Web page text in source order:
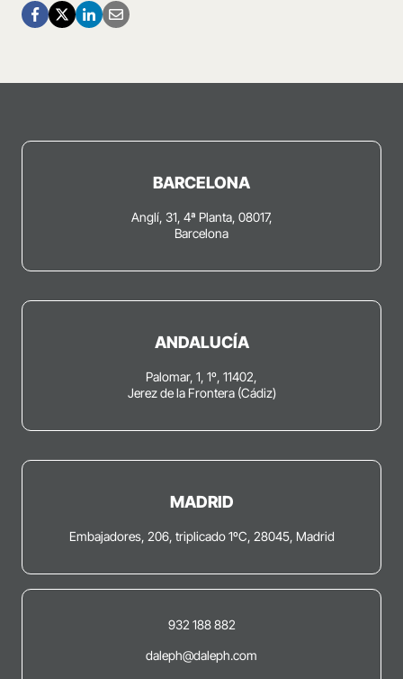
BARCELONA
Anglí, 31, 4ª Planta, 08017,
Barcelona
ANDALUCÍA
Palomar, 1, 1º, 11402,
Jerez de la Frontera (Cádiz)
MADRID
Embajadores, 206, triplicado 1ºC, 28045, Madrid
932 188 882
daleph@daleph.com